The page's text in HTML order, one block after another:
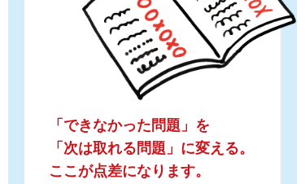
「できなかった問題」を
「次は取れる問題」に変える。
ここが点差になります。